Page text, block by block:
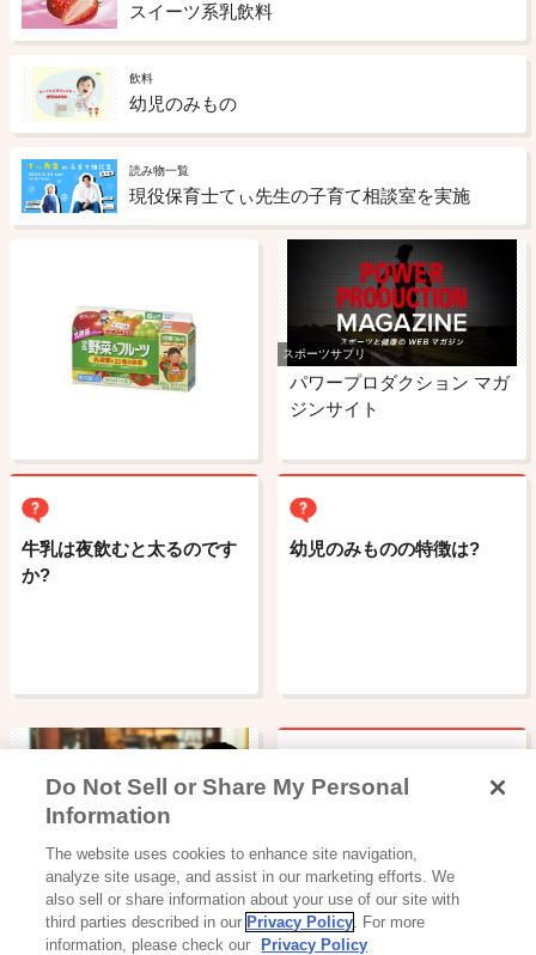
スイーツ系乳飲料
飲料
幼児のみもの
読み物一覧
現役保育士てぃ先生の子育て相談室を実施
スポーツサプリ
パワープロダクション マガ
ジンサイト
牛乳は夜飲むと太るのです
か?
幼児のみものの特徴は?
ビスコは何歳から食べても
いいの？
筋肉がつきすぎて背が伸び
たのですが。
Do Not Sell or Share My Personal
Information
The website uses cookies to enhance site navigation,
analyze site usage, and assist in our marketing efforts. We
also sell or share information about your use of our site with
third parties described in our Privacy Policy. For more
information, please check our
Privacy Policy